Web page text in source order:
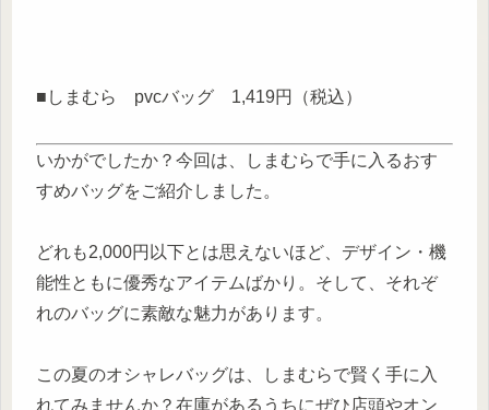
■しまむら pvcバッグ 1,419円（税込）
いかがでしたか？今回は、しまむらで手に入るおす
すめバッグをご紹介しました。
どれも2,000円以下とは思えないほど、デザイン・機
能性ともに優秀なアイテムばかり。そして、それぞ
れのバッグに素敵な魅力があります。
この夏のオシャレバッグは、しまむらで賢く手に入
れてみませんか？在庫があるうちにぜひ店頭やオン